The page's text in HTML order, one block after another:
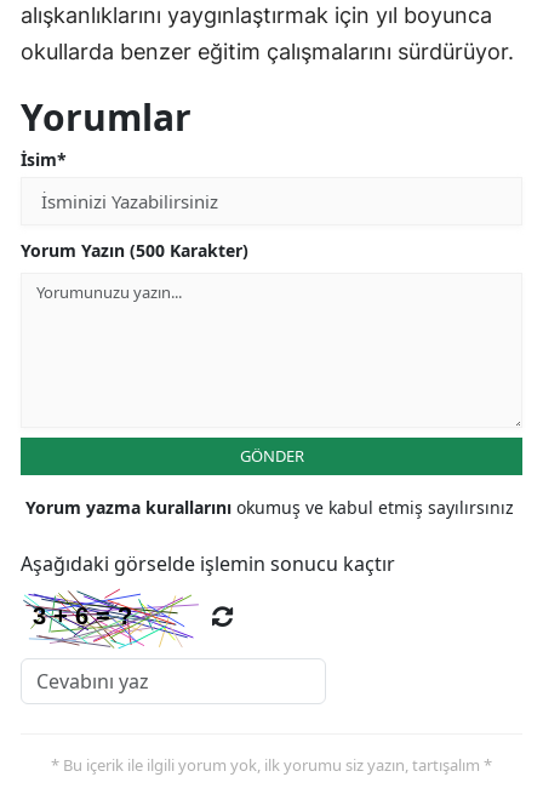
alışkanlıklarını yaygınlaştırmak için yıl boyunca
okullarda benzer eğitim çalışmalarını sürdürüyor.
Yorumlar
İsim*
Yorum Yazın (500 Karakter)
GÖNDER
Yorum yazma kurallarını okumuş ve kabul etmiş sayılırsınız
Aşağıdaki görselde işlemin sonucu kaçtır
* Bu içerik ile ilgili yorum yok, ilk yorumu siz yazın, tartışalım *